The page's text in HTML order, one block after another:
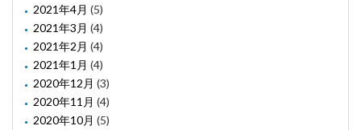
2021年4月 (5)
2021年3月 (4)
2021年2月 (4)
2021年1月 (4)
2020年12月 (3)
2020年11月 (4)
2020年10月 (5)